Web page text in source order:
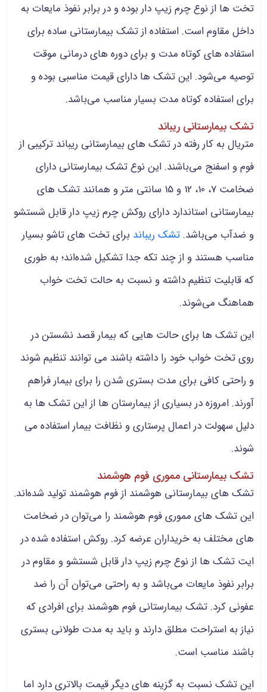
تخت ها از نوع چرم زیپ دار بوده و در برابر نفوذ مایعات به
داخل مقاوم است. استفاده از تشک بیمارستانی ساده برای
استفاده های کوتاه مدت و برای دوره های درمانی موقت
توصیه می‌شود. این تشک ها دارای قیمت مناسبی بوده و
برای استفاده کوتاه مدت بسیار مناسب می‌باشد.
تشک بیمارستانی ریباند
متریال به کار رفته در تشک های بیمارستانی ریباند ترکیبی از
فوم و اسفنج می‌باشند. این نوع تشک بیمارستانی دارای
ضخامت 7، 10، 12 و 15 سانتی متر و همانند تشک های
بیمارستانی استاندارد دارای روکش چرم زیپ دار قابل شستشو
و ضدآب می‌باشد. تشک ریباند برای تخت های تاشو بسیار
مناسب هستند و از چند تکه جدا تشکیل شده‌اند؛ به طوری
که قابلیت تنظیم داشته و نسبت به حالت تخت خواب
هماهنگ می‌شوند.
این تشک ها برای حالت هایی که بیمار قصد نشستن در
روی تخت خواب خود را داشته باشند می توانند تنظیم شوند
و راحتی کافی برای مدت بستری شدن را برای بیمار فراهم
آورند. امروزه در بسیاری از بیمارستان ها از این تشک ها به
دلیل سهولت در اعمال پرستاری و نظافت بیمار استفاده می
شوند.
تشک بیمارستانی مموری فوم هوشمند
تشک های بیمارستانی هوشمند از فوم هوشمند تولید شده‌اند.
این تشک های مموری فوم هوشمند را می‌توان در ضخامت
های مختلف به خریداران عرضه کرد. روکش استفاده شده در
ایت تشک ها از نوع چرم زیپ دار قابل شستشو و مقاوم در
برابر نفوذ مایعات می‌باشد و به راحتی می‌توان آن را ضد
عفونی کرد. تشک بیمارستانی فوم هوشمند برای افرادی که
نیاز به استراحت مطلق دارند و باید به مدت طولانی بستری
باشند مناسب است.
این تشک نسبت به گزینه های دیگر قیمت بالاتری دارد اما